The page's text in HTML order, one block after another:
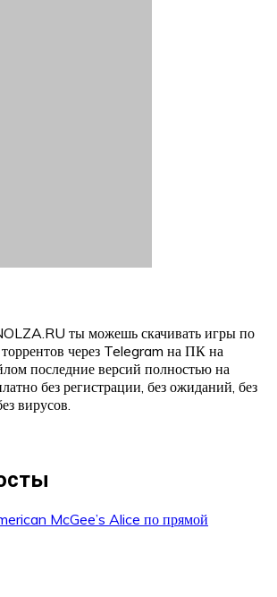
ты можешь скачивать игры по
через Telegram на ПК на
последние версий полностью на
без регистрации, без ожиданий, без
вирусов.